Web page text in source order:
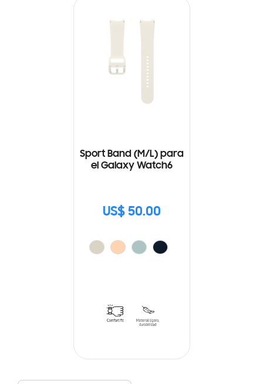
Sport Band (M/L) para
el Galaxy Watch6
US$ 50.00